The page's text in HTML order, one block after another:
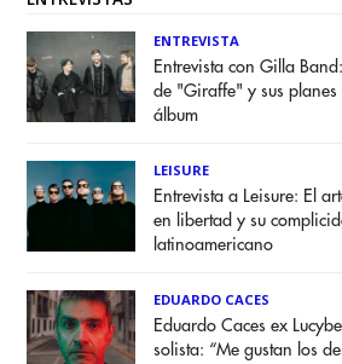
ENTREVISTA
Entrevista con Gilla
de "Giraffe" y sus planes
álbum
LEISURE
Entrevista a Leisure: El
en libertad y su
latinoamericano
EDUARDO CACES
Eduardo Caces ex
solista: “Me gustan los